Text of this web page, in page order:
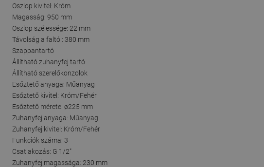
Oszlop kivitel: Króm
Magasság: 950 mm
Oszlop szélessége: 22 mm
Távolság a faltól: 380 mm
Szappantartó
Állítható zuhanyfej tartó
Állítható szerelőkonzolok
Esőztető anyaga: Műanyag
Esőztető kivitel: Króm/Fehér
Esőztető mérete: ø225 mm
Zuhanyfej anyaga: Műanyag
Zuhanyfej kivitel: Króm/Fehér
Funkciók száma: 3
Csatlakozás: G 1/2"
Zuhanyfej magassága: 230 mm